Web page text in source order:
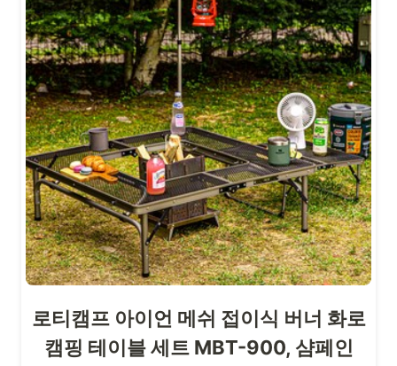
로티캠프 아이언 메쉬 접이식 버너 화로
캠핑 테이블 세트 MBT-900, 샴페인